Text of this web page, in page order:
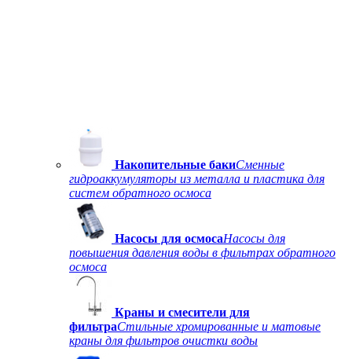
Накопительные бакиСменные
гидроаккумуляторы из металла и пластика для
систем обратного осмоса
Насосы для осмосаНасосы для
повышения давления воды в фильтрах обратного
осмоса
Краны и смесители для
фильтраСтильные хромированные и матовые
краны для фильтров очистки воды